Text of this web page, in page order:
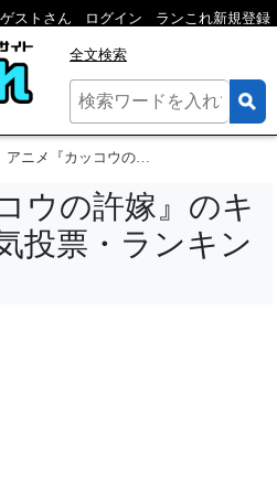
ゲストさん ログイン ランこれ新規登録
全文検索
アニメ『カッコウの許嫁』のキャラクター人気投票
ウの許嫁』のキ
投票・ランキン